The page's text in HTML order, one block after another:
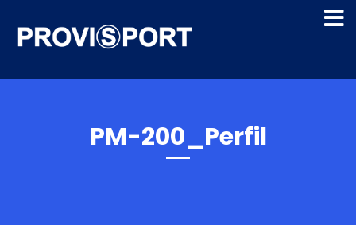
PM-200_Perfil